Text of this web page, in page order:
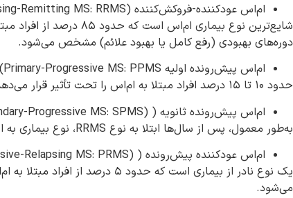
ام‌اس عودکننده-فروکش‌کننده (Relapsing-Remitting MS: RRMS)
شایع‌ترین نوع
دوره‌های بهبودی (رفع کامل یا بهبود علائم) مشخص می‌شود.
ام‌اس پیش‌رونده اولیه Primary-Progressive MS: PPMS))
حدود ۱۰ تا ۱۵ درصد افراد مبتلا به ام‌اس را تحت تأثیر قرار می‌دهد. این نوع از بیماری با بدتر شدن تدریجی علائم از ابتدا، بدون عود یا بهبودی محسوس، مشخص می‌شود.
ام‌اس پیش‌رونده ثانویه ( (Secondary-Progressive MS: SPMS
به‌طور معمول، پس از سال‌ها ابتلا به نوع RRMS، نوع بیماری به این شکل تغییر می‌یابد. این نوع از بیماری با بدتر شدن تدریجی علائم بدون عود یا بهبودی محسوس مشخص می‌شود.
ام‌اس عودکننده پیش‌رونده ( (Progressive-Relapsing MS: PRMS
یک نوع نادر از بیماری است
می‌شود.